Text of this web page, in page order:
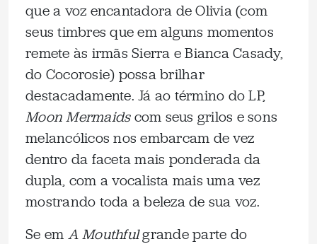
que a voz encantadora de Olivia (com
seus timbres que em alguns momentos
remete às irmãs Sierra e Bianca Casady,
do Cocorosie) possa brilhar
destacadamente. Já ao término do LP,
Moon Mermaidscom seus grilos e sons
melancólicos nos embarcam de vez
dentro da faceta mais ponderada da
dupla, com a vocalista mais uma vez
mostrando toda a beleza de sua voz.
Se em A Mouthful grande parte do